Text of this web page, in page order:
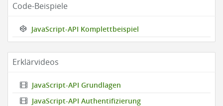
Code-Beispiele
JavaScript-API Komplettbeispiel
Erklärvideos
JavaScript-API Grundlagen
JavaScript-API Authentifizierung